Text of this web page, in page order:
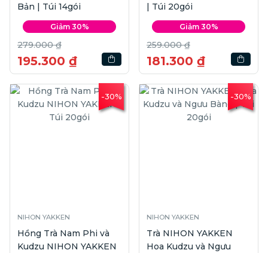
Bản | Túi 14gói
Giảm 30%
279.000 ₫
195.300 ₫
| Túi 20gói
Giảm 30%
259.000 ₫
181.300 ₫
-30%
NIHON YAKKEN
Hồng Trà Nam Phi và
Kudzu NIHON YAKKEN
-30%
NIHON YAKKEN
Trà NIHON YAKKEN
Hoa Kudzu và Ngưu